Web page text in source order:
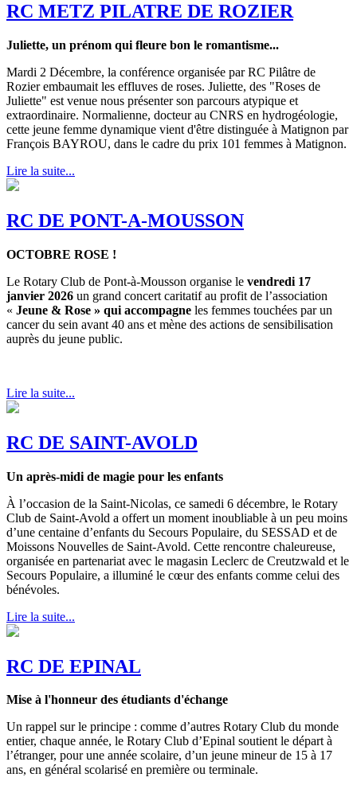
RC METZ PILATRE DE ROZIER
Juliette, un prénom qui fleure bon le romantisme...
Mardi 2 Décembre, la conférence organisée par RC Pilâtre de
Rozier embaumait les effluves de roses. Juliette, des "Roses de
Juliette" est venue nous présenter son parcours atypique et
extraordinaire. Normalienne, docteur au CNRS en hydrogéologie,
cette jeune femme dynamique vient d'être distinguée à Matignon par
François BAYROU, dans le cadre du prix 101 femmes à Matignon.
Lire la suite...
RC DE PONT-A-MOUSSON
OCTOBRE ROSE !
Le Rotary Club de Pont-à-Mousson organise le vendredi 17
janvier 2026 un grand concert caritatif au profit de l’association
« Jeune & Rose » qui accompagne les femmes touchées par un
cancer du sein avant 40 ans et mène des actions de sensibilisation
auprès du jeune public.
Lire la suite...
RC DE SAINT-AVOLD
Un après-midi de magie pour les enfants
À l’occasion de la Saint-Nicolas, ce samedi 6 décembre, le Rotary
Club de Saint-Avold a offert un moment inoubliable à un peu moins
d’une centaine d’enfants du Secours Populaire, du SESSAD et de
Moissons Nouvelles de Saint-Avold. Cette rencontre chaleureuse,
organisée en partenariat avec le magasin Leclerc de Creutzwald et le
Secours Populaire, a illuminé le cœur des enfants comme celui des
bénévoles.
Lire la suite...
RC DE EPINAL
Mise à l'honneur des étudiants d'échange
Un rappel sur le principe : comme d’autres Rotary Club du monde
entier, chaque année, le Rotary Club d’Epinal soutient le départ à
l’étranger, pour une année scolaire, d’un jeune mineur de 15 à 17
ans, en général scolarisé en première ou terminale.